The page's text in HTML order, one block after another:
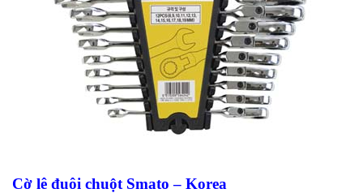
Cờ lê đuôi chuột Smato – Korea